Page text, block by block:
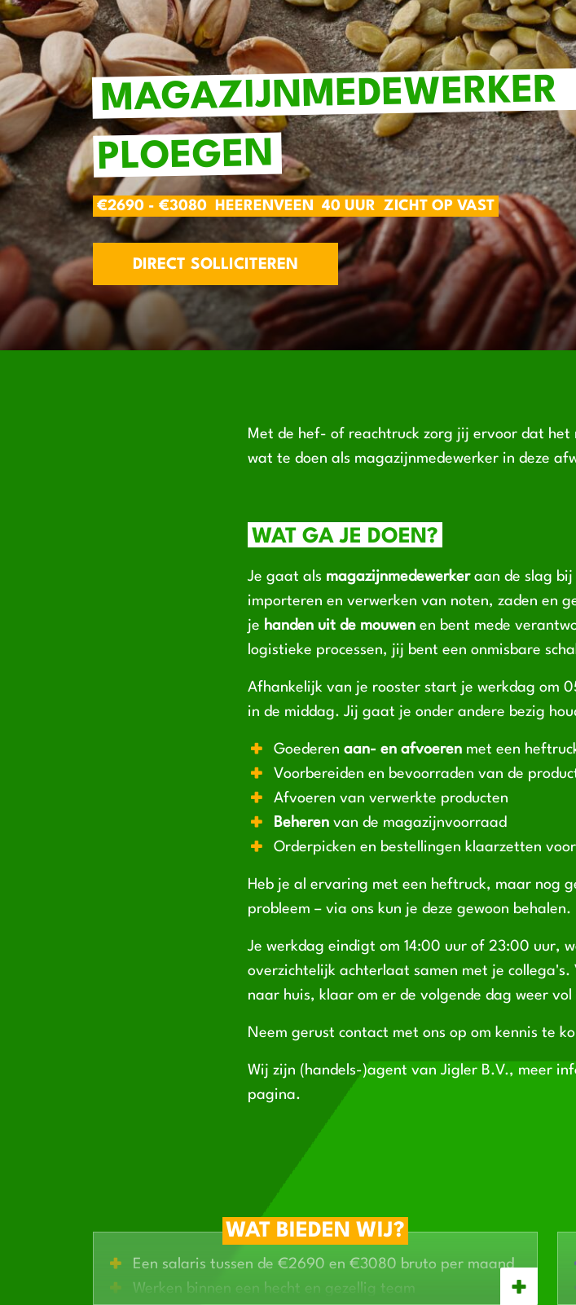
MAGAZIJNMEDEWERKER
PLOEGEN
€2690 - €3080 HEERENVEEN 40 UUR ZICHT OP VAST
DIRECT SOLLICITEREN
Met de hef- of reachtruck zorg jij ervoor dat
wat te doen als magazijnmedewerker in deze
WAT GA JE DOEN?
Je gaat als magazijnmedewerkeraan de slag bij
importeren en verwerken van noten, zaden en
je handen uit de mouwen en bent mede
logistieke processen, jij bent een onmisbare
Afhankelijk van je rooster start je werkdag om
in de middag. Jij gaat je onder andere bezig
Goederen aan- en afvoeren met een
Voorbereiden en bevoorraden van de
Afvoeren van verwerkte producten
Beheren van de magazijnvoorraad
Orderpicken en bestellingen klaarzetten
Heb je al ervaring met een heftruck, maar nog
probleem – via ons kun je deze gewoon behalen.
Je werkdag eindigt om 14:00 uur of 23:00 uur,
overzichtelijk achterlaat samen met je
naar huis, klaar om er de volgende dag weer
Neem gerust contact met ons op om kennis te
Wij zijn (handels-)agent van Jigler B.V., meer
pagina.
WAT BIEDEN WIJ?
Een salaris tussen de €2690 en €3080 bruto per maand
Werken binnen een hecht en gezellig team